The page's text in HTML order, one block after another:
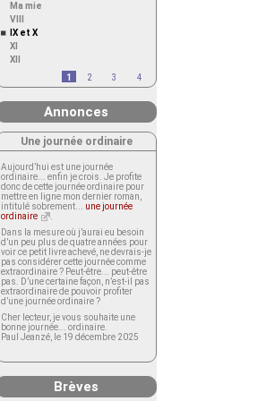
Ma mie
VIII
IX et X
XI
XII
1
2 3 4
Annonces
Une journée ordinaire
Aujourd’hui est une journée
ordinaire... enfin je crois. Je profite
donc de cette journée ordinaire pour
mettre en ligne mon dernier roman,
intitulé sobrement... une journée
ordinaire
Dans la mesure où j’aurai eu besoin
d’un peu plus de quatre années pour
voir ce petit livre achevé, ne devrais-je
pas considérer cette journée comme
extraordinaire ? Peut-être... peut-être
pas. D’une certaine façon, n’est-il pas
extraordinaire de pouvoir profiter
d’une journée ordinaire ?
Cher lecteur, je vous souhaite une
bonne journée... ordinaire.
Paul Jeanzé, le 19 décembre 2025
Brèves